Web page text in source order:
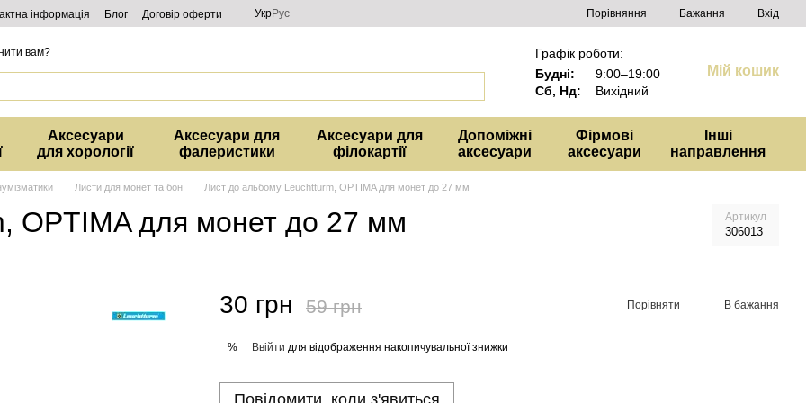
інформація Блог Договір оферти УкрРус Порівняння Бажання Вхід
вам?
Графік роботи:
Будні:
9:00–19:00
Сб, Нд:
Вихідний
Мій кошик
Аксесуари
для хорології
Аксесуари для
фалеристики
Аксесуари для
філокартії
Допоміжні
аксесуари
Фірмові
аксесуари
Інші
направлення
Листи для монет та бон Лист до альбому Leuchtturm, OPTIMA для монет до 27 мм
OPTIMA для монет до 27 мм Артикул
306013
30 грн 59 грн Порівняти В бажання
% Ввійти для відображення накопичувальної знижки
Повідомити, коли з'явиться